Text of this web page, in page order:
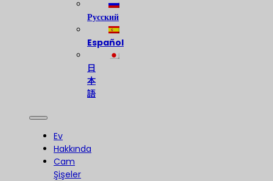
Русский
Español
日
本
語
Ev
Hakkında
Cam
Şişeler